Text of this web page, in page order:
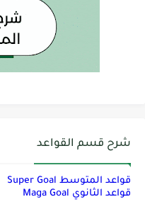
شرح قسم القواعد
قواعد المتوسط Super Goal
قواعد الثانوي Maga Goal